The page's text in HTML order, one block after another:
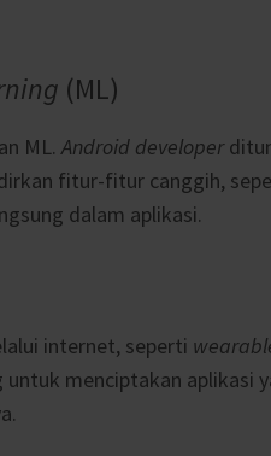
(ML)
ML.Android developer
fitur-fitur canggih,
dalam aplikasi.
internet, seperti
menciptakan aplikasi